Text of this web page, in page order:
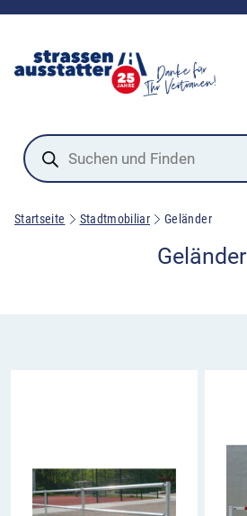
Products
search
Startseite Stadtmobiliar Geländer
Geländer